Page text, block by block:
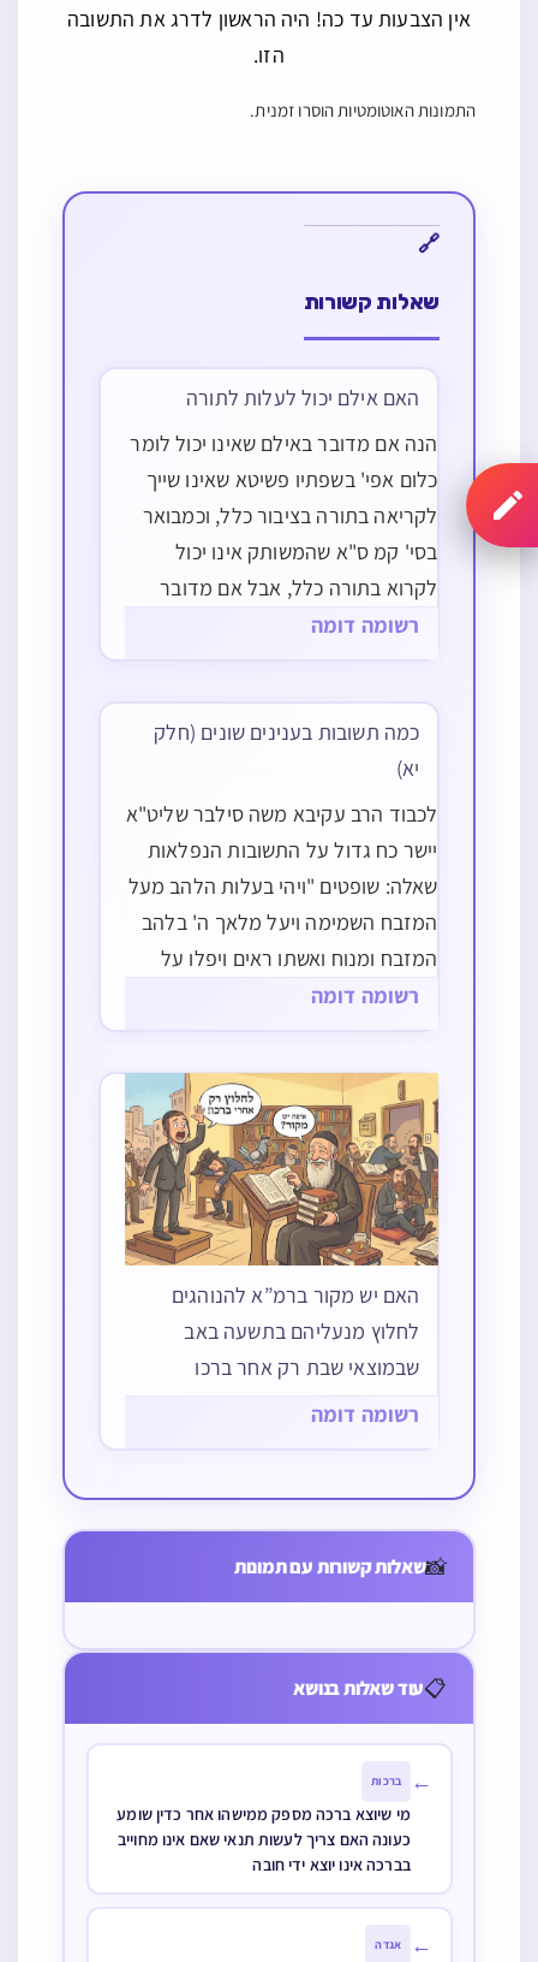
אין הצבעות עד כה! היה הראשון לדרג את התשובה
הזו.
התמונות האוטומטיות הוסרו זמנית.
שאלות קשורות
האם אילם יכול לעלות לתורה
הנה אם מדובר באילם שאינו יכול לומר
כלום אפי' בשפתיו פשיטא שאינו שייך
לקריאה בתורה בציבור כלל, וכמבואר
בסי' קמ ס"א שהמשותק אינו יכול
לקרוא בתורה כלל, אבל אם מדובר
באילם שיכול לדבר בשפתיו ורק אינו
להעלות מי…
רשומה דומה
כמה תשובות בענינים שונים (חלק
יא)
לכבוד הרב עקיבא משה סילבר שליט"א
יישר כח גדול על התשובות הנפלאות
שאלה: שופטים "ויהי בעלות הלהב מעל
המזבח השמימה ויעל מלאך ה' בלהב
המזבח ומנוח ואשתו ראים ויפלו על
פניהם ארצה ולא יסף עוד מלאך ה'
מנוח כי מלאך ה' הוא" (י"ג…
רשומה דומה
האם יש מקור ברמ”א להנוהגים
לחלוץ מנעליהם בתשעה באב
שבמוצאי שבת רק אחר ברכו
רשומה דומה
📸שאלות קשורות עם תמונות
ומתפללים שם
לבית הכנסת)
שיש בתוך בית
הכנסת שפרוץ
הכנסת ויש לו ב’
עמודים דקים
אחד מכל צד
שאינם זה כנגד
זה האם יש לו
📋עוד שאלות בנושא
← ברכות
מי שיוצא ברכה מספק ממישהו אחר כדין שומע
כעונה האם צריך לעשות תנאי שאם אינו מחוייב
בברכה אינו יוצא ידי חובה
← אגדה